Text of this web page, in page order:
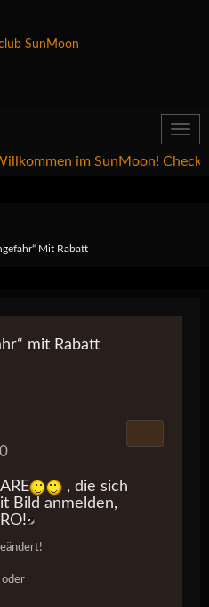
im SunMoon! Checkt
Mit Rabatt
mit Rabatt
, die sich
Bild anmelden,